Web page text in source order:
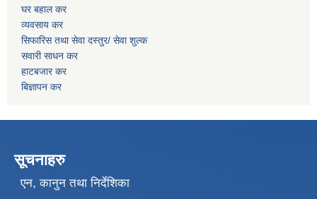
घर बहाल कर
व्यवसाय कर
सिफारिस तथा सेवा दस्तुर/ सेवा शुल्क
सवारी साधन कर
हाटबजार कर
बिज्ञापन कर
सूचनाहरु
एन, कानुन तथा निर्देशिका